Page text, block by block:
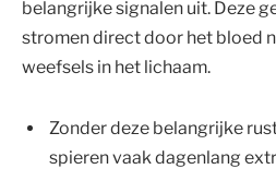
belangrijke signalen uit. Deze
stromen direct door het bloed
weefsels in het lichaam.
Zonder deze belangrijke
spieren vaak dagenlang